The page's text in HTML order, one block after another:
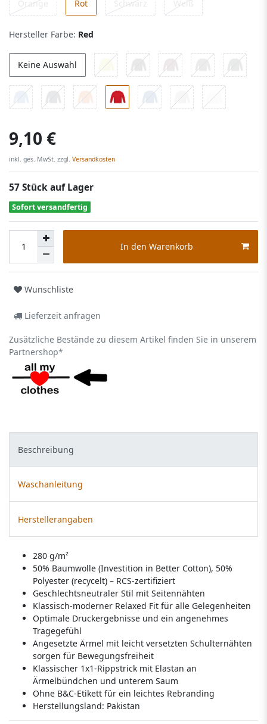
Orange Rot Schwarz Weiß
Hersteller Farbe: Red
Keine Auswahl
9,10 €
inkl. ges. MwSt. zzgl. Versandkosten
57 Stück auf Lager
Sofort versandfertig
In den Warenkorb
Wunschliste
Lieferzeit anfragen
Zusätzliche Bestände zu diesem Artikel finden Sie in unserem
Partnershop*
Beschreibung
Waschanleitung
Herstellerangaben
280 g/m²
50% Baumwolle (Investition in Better Cotton), 50%
Polyester (recycelt) – RCS-zertifiziert
Geschlechtsneutraler Stil mit Seitennähten
Klassisch-moderner Relaxed Fit für alle Gelegenheiten
Optimale Druckergebnisse und ein angenehmes
Tragegefühl
Angesetzte Ärmel mit leicht versetzten Schulternähten
sorgen für Bewegungsfreiheit
Klassischer 1x1-Rippstrick mit Elastan an
Ärmelbündchen und unterem Saum
Ohne B&C-Etikett für ein leichtes Rebranding
Herstellungsland: Pakistan